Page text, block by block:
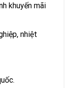
khuyến mãi
nhiệt